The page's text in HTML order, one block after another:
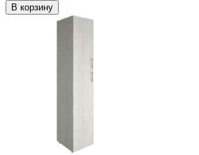
В корзину